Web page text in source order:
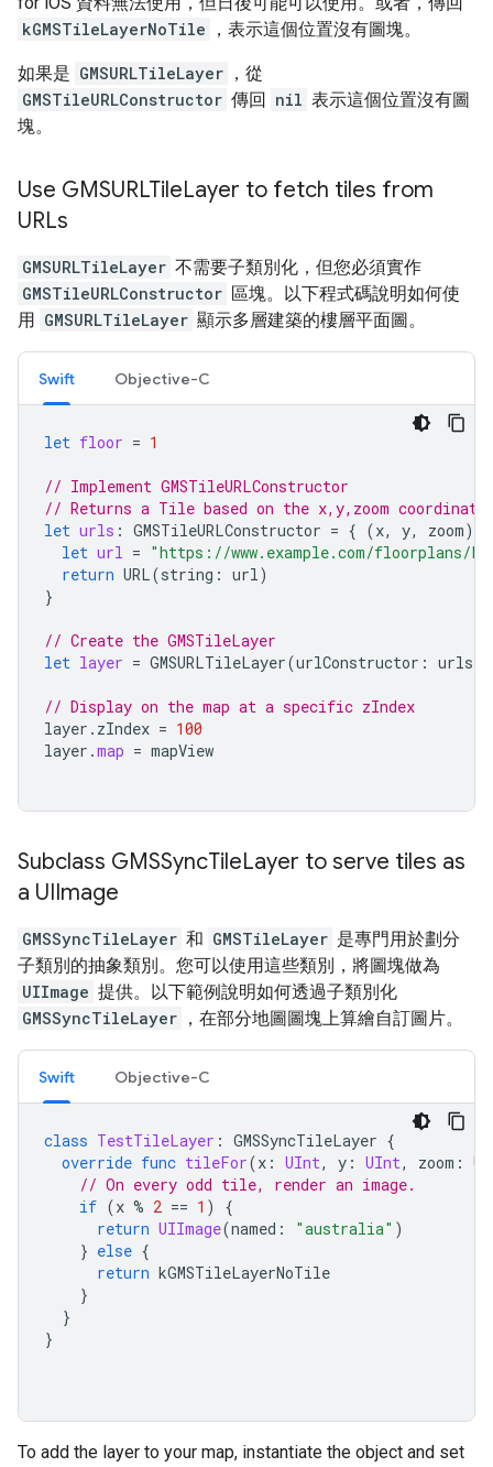
kGMSTileLayerNoTile
，表示這個位置沒有圖塊。
如果是 GMSURLTileLayer ，從
GMSTileURLConstructor 傳回 nil 表示這個位置沒有圖
塊。
Use GMSURLTileLayer to fetch tiles from
URLs
GMSURLTileLayer 不需要子類別化，但您必須實作
GMSTileURLConstructor 區塊。以下程式碼說明如何使
用 GMSURLTileLayer 顯示多層建築的樓層平面圖。
Swift Objective-C
let floor = 1
// Implement GMSTileURLConstructor
// Returns a Tile based on the x,y,zoom
let urls : GMSTileURLConstructor = { (x, y, zoom)
let url = "https://www.example.com/floorplans/L
return URL(string : url)
}
// Create the GMSTileLayer
let layer = GMSURLTileLayer(urlConstructor : urls
// Display on the map at a specific zIndex
layer . zIndex = 100
layer .map = mapView
Subclass GMSSyncTileLayer to serve tiles as
a UIImage
GMSSyncTileLayer 和 GMSTileLayer 是專門用於劃分
子類別的抽象類別。您可以使用這些類別，將圖塊做為
UIImage 提供。以下範例說明如何透過子類別化
GMSSyncTileLayer ，在部分地圖圖塊上算繪自訂圖片。
Swift Objective-C
class TestTileLayer : GMSSyncTileLayer {
override func tileFor(x : UInt, y : UInt, zoom :
// On every odd tile, render an image.
if (x % 2 == 1 )
{
return UIImage(named : "australia" )
} else {
return kGMSTileLayerNoTile
}
}
}
To add the layer to your map, instantiate the object and set